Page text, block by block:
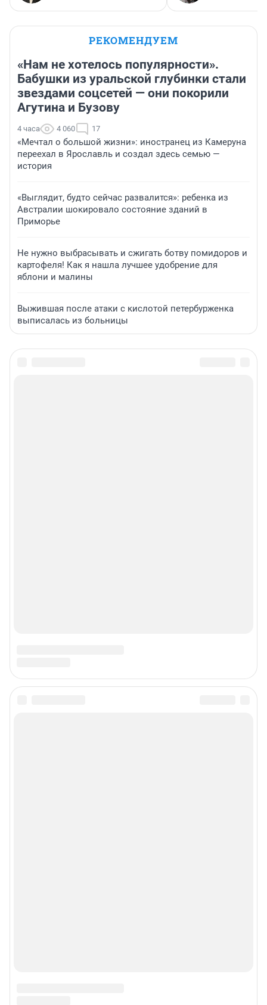
РЕКОМЕНДУЕМ
«Нам не хотелось популярности».
Бабушки из уральской глубинки стали
звездами соцсетей — они покорили
Агутина и Бузову
4 часа 4 060 17
«Мечтал о большой жизни»: иностранец из Камеруна
переехал в Ярославль и создал здесь семью —
история
«Выглядит, будто сейчас развалится»: ребенка из
Австралии шокировало состояние зданий в
Приморье
Не нужно выбрасывать и сжигать ботву помидоров и
картофеля! Как я нашла лучшее удобрение для
яблони и малины
Выжившая после атаки с кислотой петербурженка
выписалась из больницы